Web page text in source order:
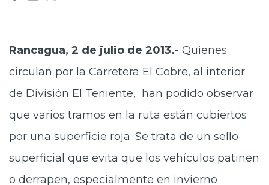
Rancagua, 2 de julio de 2013.- Quienes
circulan por la Carretera El Cobre, al interior
de División El Teniente, han podido observar
que varios tramos en la ruta están cubiertos
por una superficie roja. Se trata de un sello
superficial que evita que los vehículos patinen
o derrapen, especialmente en invierno